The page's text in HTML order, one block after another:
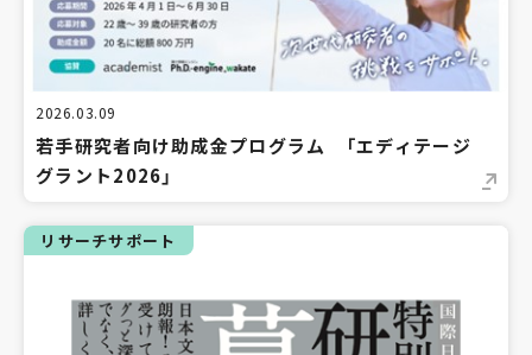
2026.03.09
若手研究者向け助成金プログラム 「エディテージ
グラント2026」
リサーチサポート